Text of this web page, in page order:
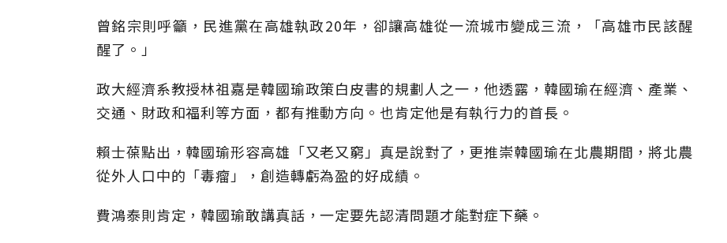
曾銘宗則呼籲，民進黨在高雄執政20年，卻讓高雄從一流城市變成三流，「高雄市民該醒
醒了。」
政大經濟系教授林祖嘉是韓國瑜政策白皮書的規劃人之一，他透露，韓國瑜在經濟、產業、
交通、財政和福利等方面，都有推動方向。也肯定他是有執行力的首長。
賴士葆點出，韓國瑜形容高雄「又老又窮」真是說對了，更推崇韓國瑜在北農期間，將北農
從外人口中的「毒瘤」，創造轉虧為盈的好成績。
費鴻泰則肯定，韓國瑜敢講真話，一定要先認清問題才能對症下藥。